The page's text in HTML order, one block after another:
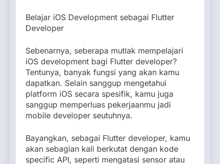
Belajar iOS Development sebagai Flutter
Developer
Sebenarnya, seberapa mutlak mempelajari
iOS development bagi Flutter developer?
Tentunya, banyak fungsi yang akan kamu
dapatkan. Selain sanggup mengetahui
platform iOS secara spesifik, kamu juga
sanggup memperluas pekerjaanmu jadi
mobile developer seutuhnya.
Bayangkan, sebagai Flutter developer, kamu
akan sebagian kali berkutat dengan kode
specific API, seperti mengatasi sensor atau